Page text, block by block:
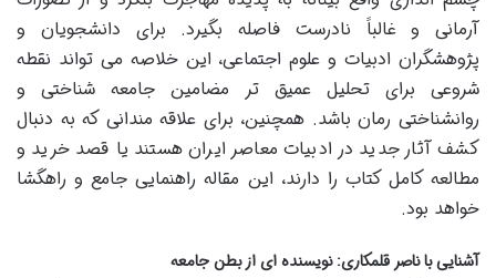
آرمانی و غالباً نادرست فاصله بگیرد. برای دانشجویان و
پژوهشگران ادبیات و علوم اجتماعی، این خلاصه می تواند نقطه
شروعی برای تحلیل عمیق تر مضامین جامعه شناختی و
روانشناختی رمان باشد. همچنین، برای علاقه مندانی که به دنبال
کشف آثار جدید در ادبیات معاصر ایران هستند یا قصد خرید و
مطالعه کامل کتاب را دارند، این مقاله راهنمایی جامع و راهگشا
خواهد بود.
آشنایی با ناصر قلمکاری: نویسنده ای از بطن جامعه